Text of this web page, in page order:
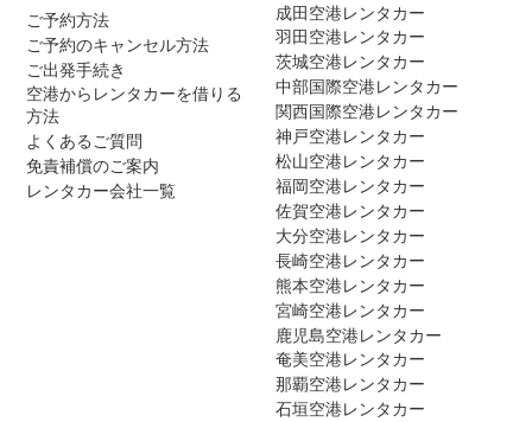
ご予約方法
ご予約のキャンセル方法
ご出発手続き
空港からレンタカーを借りる
方法
よくあるご質問
免責補償のご案内
レンタカー会社一覧
成田空港レンタカー
羽田空港レンタカー
茨城空港レンタカー
中部国際空港レンタカー
関西国際空港レンタカー
神戸空港レンタカー
松山空港レンタカー
福岡空港レンタカー
佐賀空港レンタカー
大分空港レンタカー
長崎空港レンタカー
熊本空港レンタカー
宮崎空港レンタカー
鹿児島空港レンタカー
奄美空港レンタカー
那覇空港レンタカー
石垣空港レンタカー